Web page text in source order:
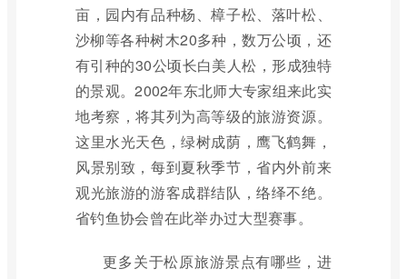
亩，园内有品种杨、樟子松、落叶松、
沙柳等各种树木20多种，数万公顷，还
有引种的30公顷长白美人松，形成独特
的景观。2002年东北师大专家组来此实
地考察，将其列为高等级的旅游资源。
这里水光天色，绿树成荫，鹰飞鹤舞，
风景别致，每到夏秋季节，省内外前来
观光旅游的游客成群结队，络绎不绝。
省钓鱼协会曾在此举办过大型赛事。
更多关于松原旅游景点有哪些，进